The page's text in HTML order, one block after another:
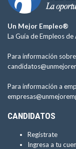
Un Mejor Empleo®
La Guía de Empleos de
Para información
Para información a
CANDIDATOS
Regístrate
Ingresa a tu